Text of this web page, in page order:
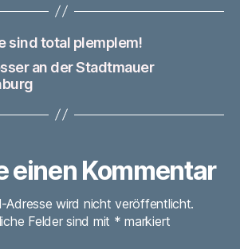
sind total plemplem!
an der Stadtmauer
einen Kommentar
Adresse wird nicht veröffentlicht.
Felder sind mit * markiert